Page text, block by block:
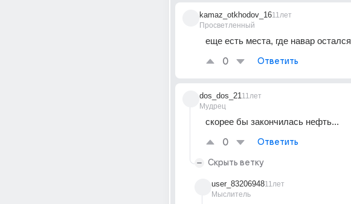
kamaz_otkhodov_16
Просветленный
11лет
еще есть места, где навар остался
0 Ответить
dos_dos_21
Мудрец
11лет
скорее бы закончилась нефть...
0 Ответить
Скрыть ветку
user_83206948
Мыслитель
11лет